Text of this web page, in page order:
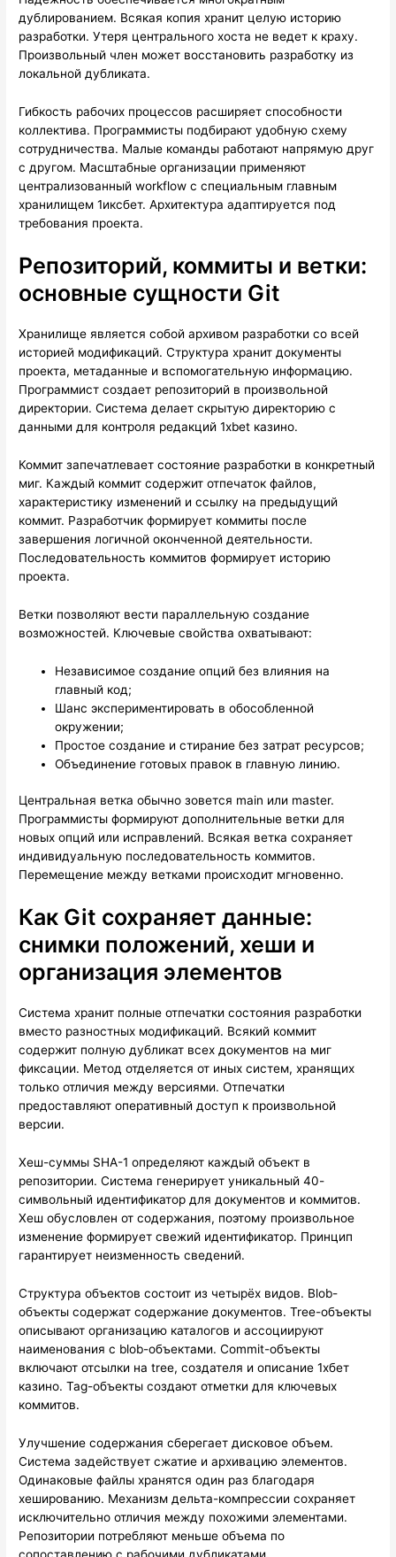
дублированием. Всякая копия хранит целую историю
разработки. Утеря центрального хоста не ведет к краху.
Произвольный член может восстановить разработку из
локальной дубликата.
Гибкость рабочих процессов расширяет способности
коллектива. Программисты подбирают удобную схему
сотрудничества. Малые команды работают напрямую друг
с другом. Масштабные организации применяют
централизованный workflow с специальным главным
хранилищем 1иксбет. Архитектура адаптируется под
требования проекта.
Репозиторий, коммиты и ветки:
основные сущности Git
Хранилище является собой архивом разработки со всей
историей модификаций. Структура хранит документы
проекта, метаданные и вспомогательную информацию.
Программист создает репозиторий в произвольной
директории. Система делает скрытую директорию с
данными для контроля редакций 1xbet казино.
Коммит запечатлевает состояние разработки в конкретный
миг. Каждый коммит содержит отпечаток файлов,
характеристику изменений и ссылку на предыдущий
коммит. Разработчик формирует коммиты после
завершения логичной оконченной деятельности.
Последовательность коммитов формирует историю
проекта.
Ветки позволяют вести параллельную создание
возможностей. Ключевые свойства охватывают:
Независимое создание опций без влияния на
главный код;
Шанс экспериментировать в обособленной
окружении;
Простое создание и стирание без затрат ресурсов;
Объединение готовых правок в главную линию.
Центральная ветка обычно зовется main или master.
Программисты формируют дополнительные ветки для
новых опций или исправлений. Всякая ветка сохраняет
индивидуальную последовательность коммитов.
Перемещение между ветками происходит мгновенно.
Как Git сохраняет данные:
снимки положений, хеши и
организация элементов
Система хранит полные отпечатки состояния разработки
вместо разностных модификаций. Всякий коммит
содержит полную дубликат всех документов на миг
фиксации. Метод отделяется от иных систем, хранящих
только отличия между версиями. Отпечатки
предоставляют оперативный доступ к произвольной
версии.
Хеш-суммы SHA-1 определяют каждый объект в
репозитории. Система генерирует уникальный 40-
символьный идентификатор для документов и коммитов.
Хеш обусловлен от содержания, поэтому произвольное
изменение формирует свежий идентификатор. Принцип
гарантирует неизменность сведений.
Структура объектов состоит из четырёх видов. Blob-
объекты содержат содержание документов. Tree-объекты
описывают организацию каталогов и ассоциируют
наименования с blob-объектами. Commit-объекты
включают отсылки на tree, создателя и описание 1хбет
казино. Tag-объекты создают отметки для ключевых
коммитов.
Улучшение содержания сберегает дисковое объем.
Система задействует сжатие и архивацию элементов.
Одинаковые файлы хранятся один раз благодаря
хешированию. Механизм дельта-компрессии сохраняет
исключительно отличия между похожими элементами.
Репозитории потребляют меньше объема по